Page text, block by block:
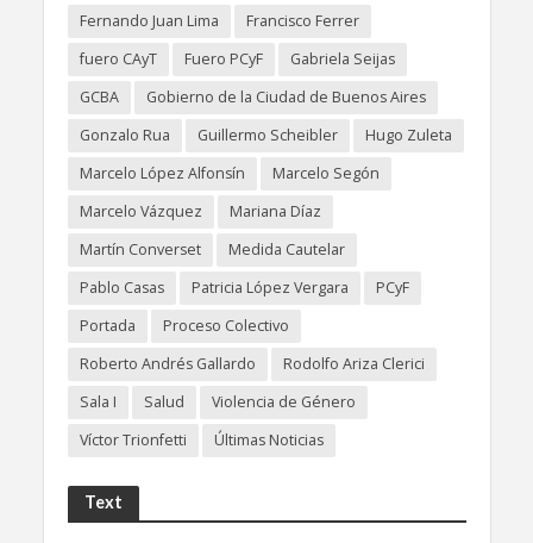
Fernando Juan Lima
Francisco Ferrer
fuero CAyT
Fuero PCyF
Gabriela Seijas
GCBA
Gobierno de la Ciudad de Buenos Aires
Gonzalo Rua
Guillermo Scheibler
Hugo Zuleta
Marcelo López Alfonsín
Marcelo Segón
Marcelo Vázquez
Mariana Díaz
Martín Converset
Medida Cautelar
Pablo Casas
Patricia López Vergara
PCyF
Portada
Proceso Colectivo
Roberto Andrés Gallardo
Rodolfo Ariza Clerici
Sala I
Salud
Violencia de Género
Víctor Trionfetti
Últimas Noticias
Text